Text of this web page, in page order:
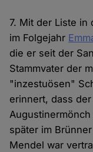
7. Mit der Liste in
im Folgejahr
die er seit der
Stammvater der
"inzestuösen"
erinnert, dass
Augustinermönch
später im
Mendel war